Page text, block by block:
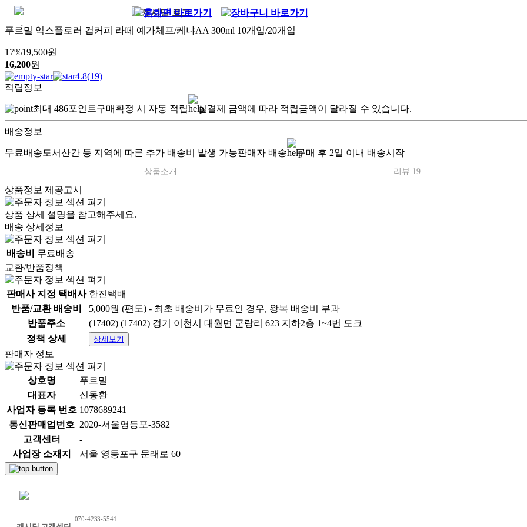
푸르밀 익스플로러 컵커피 라떼 예가체프/케냐AA 300ml 10개입/20개입
17%19,500원
16,200원
4.8(19)
적립정보
최대 486포인트구매확정 시 자동 적립 실결제 금액에 따라 적립금액이 달라질 수 있습니다.
배송정보
무료배송도서산간 등 지역에 따른 추가 배송비 발생 가능판매자 배송 구매 후 2일 이내 배송시작
상품소개 리뷰 19
상품정보 제공고시
상품 상세 설명을 참고해주세요.
배송 상세정보
배송비
무료배송
교환/반품정책
판매사 지정 택배사 한진택배
반품/교환 배송비
5,000원 (편도) - 최초 배송비가 무료인 경우, 왕복 배송비 부과
반품주소
(17402) (17402) 경기 이천시 대월면 군량리 623 지하2층 1~4번 도크
정책 상세
상세보기
판매자 정보
상호명
푸르밀
대표자
신동환
사업자 등록 번호 1078689241
통신판매업번호 2020-서울영등포-3582
고객센터
-
사업장 소재지
서울 영등포구 문래로 60
070-4233-5541